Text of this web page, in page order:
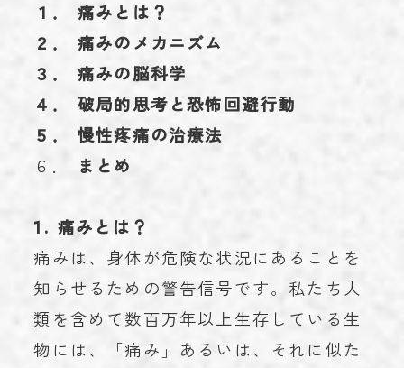
１． 痛みとは？
２． 痛みのメカニズム
３． 痛みの脳科学
４． 破局的思考と恐怖回避行動
５． 慢性疼痛の治療法
６．
まとめ
1. 痛みとは？
痛みは、身体が危険な状況にあることを
知らせるための警告信号です。私たち人
類を含めて数百万年以上生存している生
物には、「痛み」あるいは、それに似た